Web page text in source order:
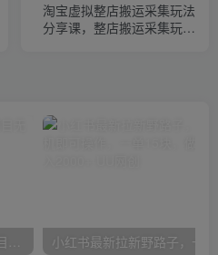
淘宝虚拟整店搬运采集玩法
分享课，整店搬运采集玩法
无限接码撸红包单号0.75项目无偿分享给你【揭秘】